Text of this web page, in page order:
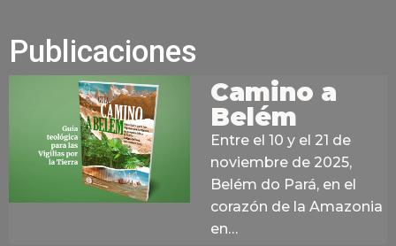
Publicaciones
Camino a
Belém
Entre el 10 y el 21 de
noviembre de 2025,
Belém do Pará, en el
corazón de la Amazonia
en…